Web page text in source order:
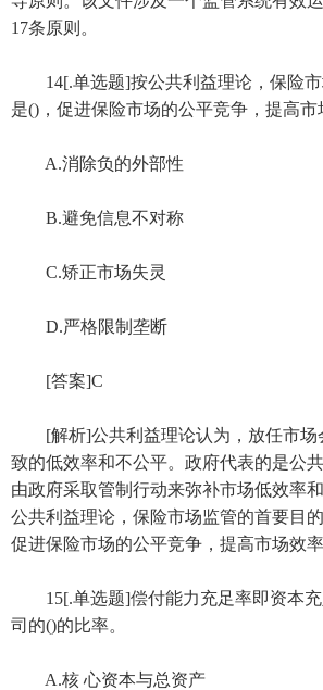
17条原则。
14[.单选题]按公共利益理论，保险市
是()，促进保险市场的公平竞争，提高市
A.消除负的外部性
B.避免信息不对称
C.矫正市场失灵
D.严格限制垄断
[答案]C
[解析]公共利益理论认为，放任市场
致的低效率和不公平。政府代表的是公
由政府采取管制行动来弥补市场低效率
公共利益理论，保险市场监管的首要目
促进保险市场的公平竞争，提高市场效率
15[.单选题]偿付能力充足率即资本充
司的()的比率。
A.核 心资本与总资产